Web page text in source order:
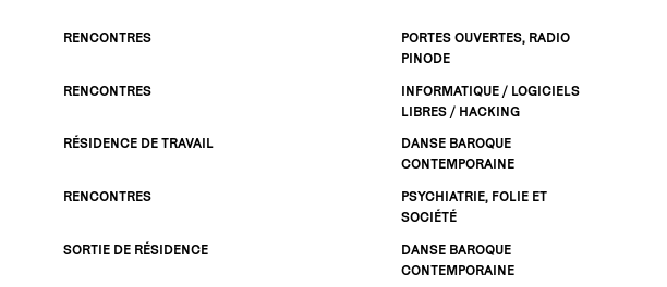
RENCONTRES
PORTES OUVERTES, RADIO
PINODE
RENCONTRES
INFORMATIQUE / LOGICIELS
LIBRES / HACKING
RÉSIDENCE DE TRAVAIL
DANSE BAROQUE
CONTEMPORAINE
RENCONTRES
PSYCHIATRIE, FOLIE ET
SOCIÉTÉ
SORTIE DE RÉSIDENCE
DANSE BAROQUE
CONTEMPORAINE